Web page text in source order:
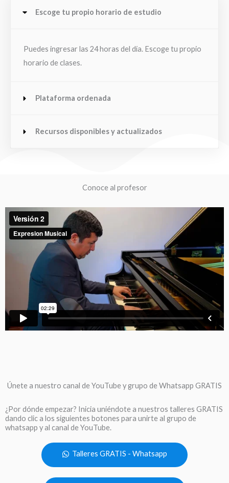
Escoge tu propio horario de estudio
Puedes ingresar las 24 horas del día. Escoge tu propio
horario de clases.
Plataforma ordenada
Recursos disponibles y actualizados
Conoce al profesor
Únete a nuestro canal de YouTube y grupo de Whatsapp GRATIS
¿Por dónde empezar? Inicia uniéndote a nuestros talleres GRATIS
dando clic a los siguientes botones para unirte al grupo de
whatsapp y al canal de YouTube.
Talleres GRATIS - Whatsapp